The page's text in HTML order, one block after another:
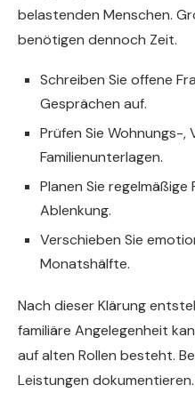
belastenden Menschen.
benötigen dennoch Zeit.
Schreiben Sie offene
Gesprächen auf.
Prüfen Sie Wohnungs-,
Familienunterlagen.
Planen Sie
Ablenkung.
Verschieben Sie
Monatshälfte.
Nach dieser Klärung
familiäre Angelegenheit
auf alten Rollen besteht.
Leistungen